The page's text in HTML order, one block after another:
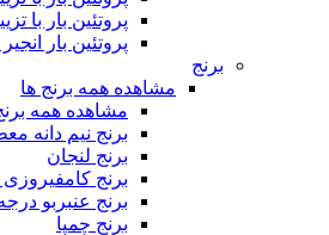
پروتئین بار با
پروتئین بار
برنج
مشاهده همه برنج ها
مشاهده همه
برنج نیم دانه
برنج لنجان
برنج
برنج عنبربو
برنج چمپا